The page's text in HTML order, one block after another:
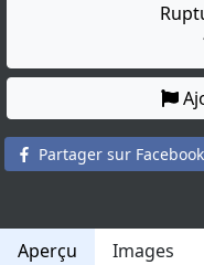
Partager sur Facebook
Aperçu Images